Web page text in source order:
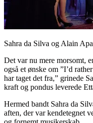
Sahra da Silva og Alain
Det var nu mere morsomt,
også et ønske om ”I’d
har taget det fra,” grinede
kraft og pondus leverede
Hermed bandt Sahra da
aften, der var kendetegnet